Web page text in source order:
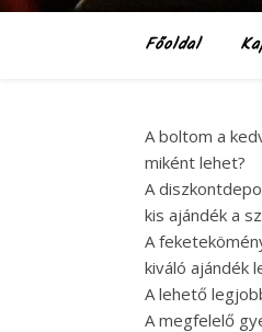
Főoldal
A boltom a
miként lehet?
A
kis ajándék a
A
kiváló ajándék
A lehető
A megfelelő